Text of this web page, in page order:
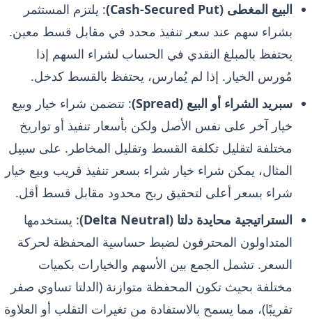
البيع المغطى (Cash-Secured Put)
: يلتزم المستثمر
بشراء سهم عند سعر تنفيذ محدد في مقابل قسط معين.
يحتفظ بالمبلغ النقدي في الحساب لشراء السهم إذا
مُورس الخيار. إذا لم يُمارس، يحتفظ بالقسط كدخل.
سبريد الشراء أو البيع (Spread)
: تتضمن شراء خيار وبيع
خيار آخر على نفس الأصل ولكن بأسعار تنفيذ أو تواريخ
مختلفة لتقليل تكلفة القسط وتقليل المخاطر. على سبيل
المثال، يمكن شراء خيار شراء بسعر تنفيذ قريب وبيع خيار
شراء بسعر أعلى لتحقيق ربح محدود مقابل قسط أقل.
الستراتيجية محايدة دلتا (Delta Neutral)
: يستخدمها
المتداولون المحترفون لضبط حساسية المحفظة لحركة
السعر. تشمل الجمع بين الأسهم والخيارات بكميات
مختلفة بحيث تكون المحفظة متوازنة (الدلتا تساوي صفر
تقريبًا)، مما يسمح بالاستفادة من تغيرات التقلب أو العلاوة